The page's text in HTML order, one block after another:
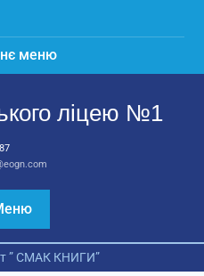
меню
ліцею №1
” СМАК КНИГИ”